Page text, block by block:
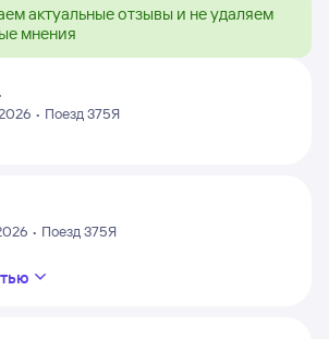
актуальные отзывы и не удаляем
мнения
• Поезд 375Я
• Поезд 375Я